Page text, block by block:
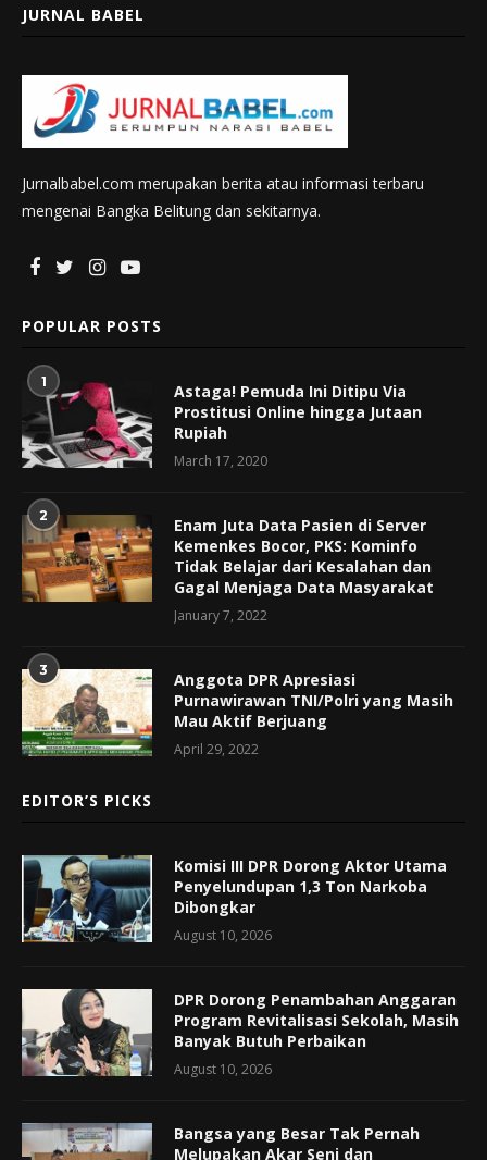
JURNAL BABEL
Jurnalbabel.com merupakan berita atau informasi terbaru
mengenai Bangka Belitung dan sekitarnya.
POPULAR POSTS
1
Astaga! Pemuda Ini Ditipu Via
Prostitusi Online hingga Jutaan
Rupiah
March 17, 2020
2
Enam Juta Data Pasien di Server
Kemenkes Bocor, PKS: Kominfo
Tidak Belajar dari Kesalahan dan
Gagal Menjaga Data Masyarakat
January 7, 2022
3
Anggota DPR Apresiasi
Purnawirawan TNI/Polri yang Masih
Mau Aktif Berjuang
April 29, 2022
EDITOR’S PICKS
Komisi III DPR Dorong Aktor Utama
Penyelundupan 1,3 Ton Narkoba
Dibongkar
August 10, 2026
DPR Dorong Penambahan Anggaran
Program Revitalisasi Sekolah, Masih
Banyak Butuh Perbaikan
August 10, 2026
Bangsa yang Besar Tak Pernah
Melupakan Akar Seni dan